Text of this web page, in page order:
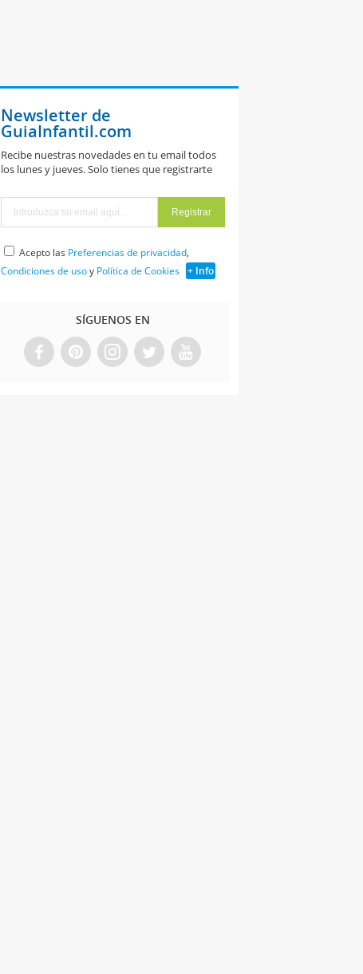
Newsletter de
GuiaInfantil.com
Recibe nuestras novedades en tu email todos
los lunes y jueves. Solo tienes que registrarte
Acepto las Preferencias de privacidad,
Condiciones de usoy Política de Cookies + Info
SÍGUENOS EN